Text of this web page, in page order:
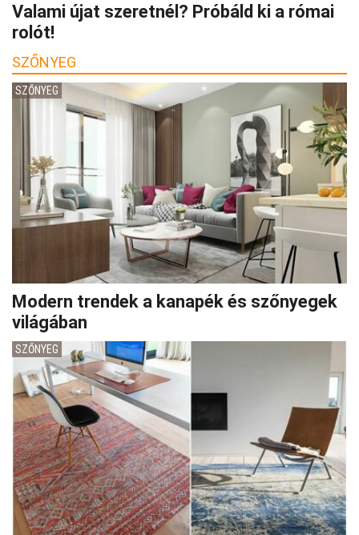
Valami újat szeretnél? Próbáld ki a római
rolót!
SZŐNYEG
SZŐNYEG
Modern trendek a kanapék és szőnyegek
világában
SZŐNYEG